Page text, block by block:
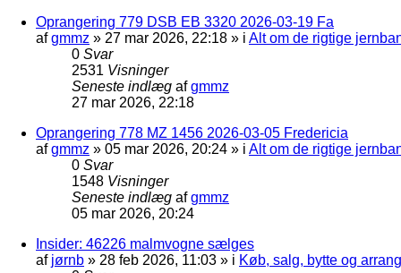
Oprangering 779 DSB EB 3320 2026-03-19 Fa
afgmmz » 27 mar 2026, 22:18 » i Alt om de rigtige
0 Svar
2531 Visninger
Seneste indlæg afgmmz
27 mar 2026, 22:18
Oprangering 778 MZ 1456 2026-03-05 Fredericia
afgmmz » 05 mar 2026, 20:24 » i Alt om de rigtige
0 Svar
1548 Visninger
Seneste indlæg afgmmz
05 mar 2026, 20:24
Insider: 46226 malmvogne sælges
af jørnb » 28 feb 2026, 11:03 » i Køb, salg, bytte og